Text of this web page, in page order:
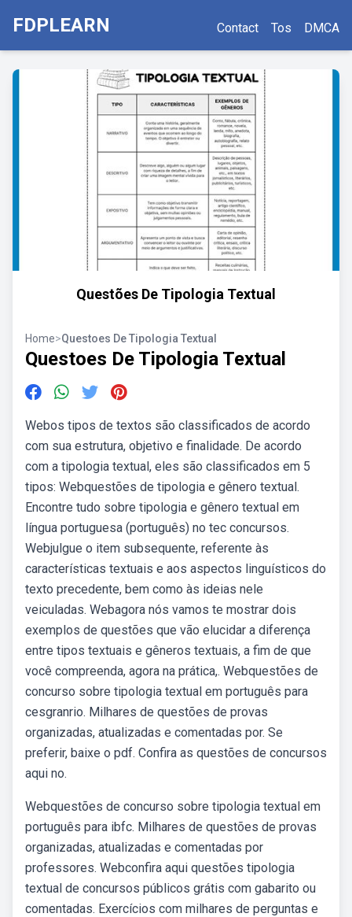
FDPLEARN Contact Tos DMCA
Questões De Tipologia Textual
Home>Questoes De Tipologia Textual
Questoes De Tipologia Textual
Webos tipos de textos são classificados de acordo
com sua estrutura, objetivo e finalidade. De acordo
com a tipologia textual, eles são classificados em 5
tipos: Webquestões de tipologia e gênero textual.
Encontre tudo sobre tipologia e gênero textual em
língua portuguesa (português) no tec concursos.
Webjulgue o item subsequente, referente às
características textuais e aos aspectos linguísticos do
texto precedente, bem como às ideias nele
veiculadas. Webagora nós vamos te mostrar dois
exemplos de questões que vão elucidar a diferença
entre tipos textuais e gêneros textuais, a fim de que
você compreenda, agora na prática,. Webquestões de
concurso sobre tipologia textual em português para
cesgranrio. Milhares de questões de provas
organizadas, atualizadas e comentadas por. Se
preferir, baixe o pdf. Confira as questões de concursos
aqui no.
Webquestões de concurso sobre tipologia textual em
português para ibfc. Milhares de questões de provas
organizadas, atualizadas e comentadas por
professores. Webconfira aqui questões tipologia
textual de concursos públicos grátis com gabarito ou
comentadas. Exercícios com milhares de perguntas e